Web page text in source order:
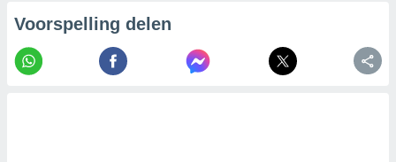
Voorspelling delen